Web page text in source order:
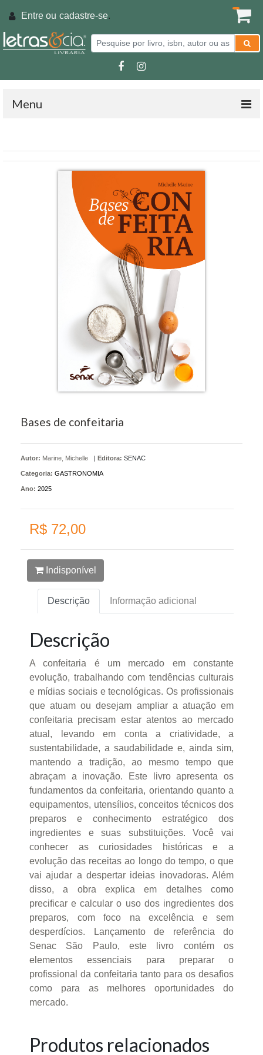
Entre ou cadastre-se.
Menu
Bases de confeitaria
Autor: Marine, Michelle Editora: SENAC
Categoria: GASTRONOMIA
Ano: 2025
R$ 72,00
Indisponível
Descrição Informação adicional
Descrição
A confeitaria é um mercado em constante
evolução, trabalhando com tendências culturais
e mídias sociais e tecnológicas. Os profissionais
que atuam ou desejam ampliar a atuação em
confeitaria precisam estar atentos ao mercado
atual, levando em conta a criatividade, a
sustentabilidade, a saudabilidade e, ainda sim,
mantendo a tradição, ao mesmo tempo que
abraçam a inovação. Este livro apresenta os
fundamentos da confeitaria, orientando quanto a
equipamentos, utensílios, conceitos técnicos dos
preparos e conhecimento estratégico dos
ingredientes e suas substituições. Você vai
conhecer as curiosidades históricas e a
evolução das receitas ao longo do tempo, o que
vai ajudar a despertar ideias inovadoras. Além
disso, a obra explica em detalhes como
precificar e calcular o uso dos ingredientes dos
preparos, com foco na excelência e sem
desperdícios. Lançamento de referência do
Senac São Paulo, este livro contém os
elementos essenciais para preparar o
profissional da confeitaria tanto para os desafios
como para as melhores oportunidades do
mercado.
Produtos relacionados